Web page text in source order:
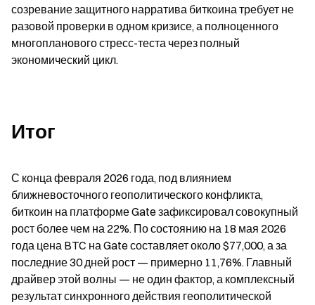
созревание защитного нарратива биткоина требует не
разовой проверки в одном кризисе, а полноценного
многопланового стресс-теста через полный
экономический цикл.
Итог
С конца февраля 2026 года, под влиянием
ближневосточного геополитического конфликта,
биткоин на платформе Gate зафиксировал совокупный
рост более чем на 22%. По состоянию на 18 мая 2026
года цена BTC на Gate составляет около $77,000, а за
последние 30 дней рост — примерно 11,76%. Главный
драйвер этой волны — не один фактор, а комплексный
результат синхронного действия геополитической